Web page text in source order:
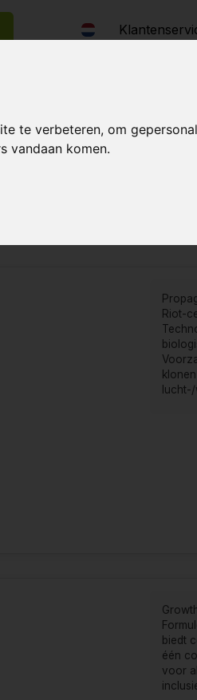
te verbeteren, om
vandaan komen.
Riot-
lucht-/
biedt
één
voor